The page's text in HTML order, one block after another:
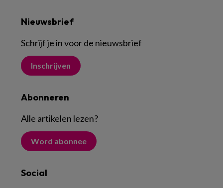
Nieuwsbrief
Schrijf je in voor de nieuwsbrief
Inschrijven
Abonneren
Alle artikelen lezen?
Word abonnee
Social